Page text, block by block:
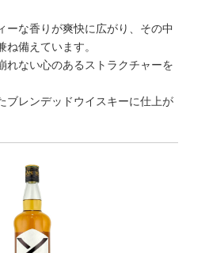
ーな香りが爽快に広がり、その中
備えています。
れない心のあるストラクチャーを
ブレンデッドウイスキーに仕上が